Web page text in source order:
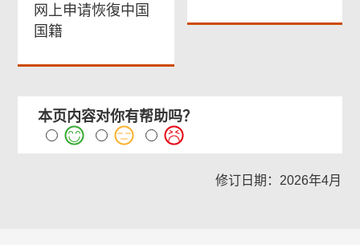
网上申请恢復中国
国籍
本页内容对你有帮助吗？
修订日期：2026年4月